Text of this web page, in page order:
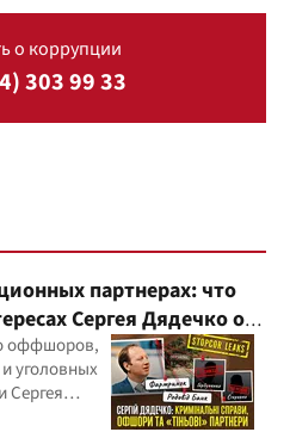
о коррупции
303 99 33
партнерах: что
Сергея Дядечко от
оффшоров,
уголовных
Сергея
через